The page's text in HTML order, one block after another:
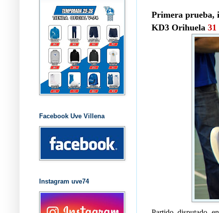
Primera prueba,
KD3 Orihuela 31
Facebook Uve Villena
Instagram uve74